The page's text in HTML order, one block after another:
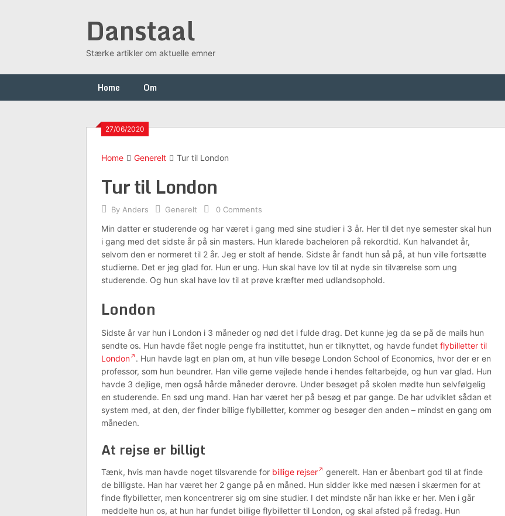
Danstaal
Stærke artikler om aktuelle emner
Home Om
27/06/2020
Home Generelt Tur til London
Tur til London
By Anders Generelt 0 Comments
Min datter er studerende og har været i gang med sine studier i 3 år. Her til det nye semester skal hun
i gang med det sidste år på sin masters. Hun klarede bacheloren på rekordtid. Kun halvandet år,
selvom den er normeret til 2 år. Jeg er stolt af hende. Sidste år fandt hun så på, at hun ville fortsætte
studierne. Det er jeg glad for. Hun er ung. Hun skal have lov til at nyde sin tilværelse som ung
studerende. Og hun skal have lov til at prøve kræfter med udlandsophold.
London
Sidste år var hun i London i 3 måneder og nød det i fulde drag. Det kunne jeg da se på de mails hun
sendte os. Hun havde fået nogle penge fra instituttet, hun er tilknyttet, og havde fundet flybilletter til
London
. Hun havde lagt en plan om, at hun ville besøge London School of Economics, hvor der er en
professor, som hun beundrer. Han ville gerne vejlede hende i hendes feltarbejde, og hun var glad. Hun
havde 3 dejlige, men også hårde måneder derovre. Under besøget på skolen mødte hun selvfølgelig
en studerende. En sød ung mand. Han har været her på besøg et par gange. De har udviklet sådan et
system med, at den, der finder billige flybilletter, kommer og besøger den anden – mindst en gang om
måneden.
At rejse er billigt
Tænk, hvis man havde noget tilsvarende for billige rejser
generelt. Han er åbenbart god til at finde
de billigste. Han har været her 2 gange på en måned. Hun sidder ikke med næsen i skærmen for at
finde flybilletter, men koncentrerer sig om sine studier. I det mindste når han ikke er her. Men i går
meddelte hun os, at hun har fundet billige flybilletter til London, og skal afsted på fredag. Hun